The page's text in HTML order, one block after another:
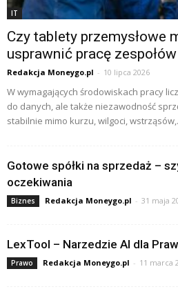
IT
Czy tablety przemysłowe
usprawnić pracę
Redakcja Moneygo.pl - 10 lipca 2026
W wymagających środowiskach pracy
do danych, ale także niezawodność
stabilnie mimo kurzu, wilgoci,
Gotowe spółki na sprzedaż –
oczekiwania
Biznes Redakcja Moneygo.pl - 31 maja
LexTool – Narzedzie AI dla
Prawo Redakcja Moneygo.pl - 11 marca